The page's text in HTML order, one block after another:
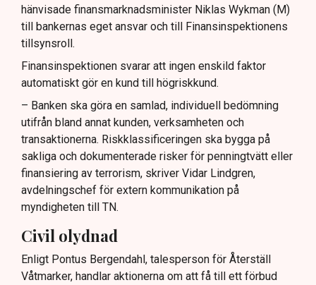
hänvisade finansmarknadsminister Niklas Wykman (M)
till bankernas eget ansvar och till Finansinspektionens
tillsynsroll.
Finansinspektionen svarar att ingen enskild faktor
automatiskt gör en kund till högriskkund.
– Banken ska göra en samlad, individuell bedömning
utifrån bland annat kunden, verksamheten och
transaktionerna. Riskklassificeringen ska bygga på
sakliga och dokumenterade risker för penningtvätt eller
finansiering av terrorism, skriver Vidar Lindgren,
avdelningschef för extern kommunikation på
myndigheten till TN.
Civil olydnad
Enligt Pontus Bergendahl, talesperson för Återställ
Våtmarker, handlar aktionerna om att få till ett förbud